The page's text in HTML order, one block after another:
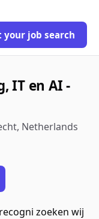
your job search
IT en AI -
Netherlands
zoeken wij